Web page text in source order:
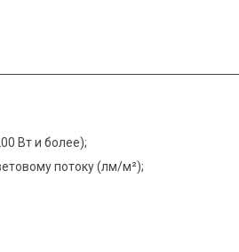
Вт и более);
потоку (лм/м²);